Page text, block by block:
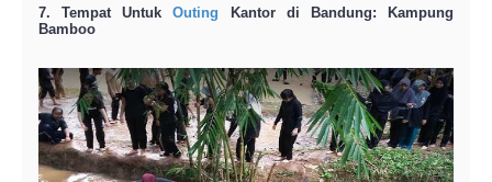
7. Tempat UntukOuting Kantor di Bandung: Kampung
Bamboo